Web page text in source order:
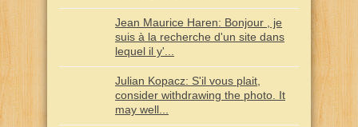
Jean Maurice Haren: Bonjour , je
suis à la recherche d'un site dans
lequel il y'...
Julian Kopacz: S'il vous plait,
consider withdrawing the photo. It
may well...